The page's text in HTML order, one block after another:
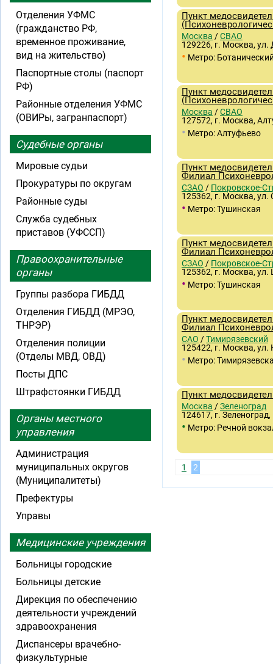
Пункт
Москва /СВАО
129226, г. Москва, ул.
• Метро:
Пункт
Москва /СВАО
127572, г. Москва,
• Метро: Алтуфьево
Пункт
Филиал
СЗАО / Покровское-
125362, г. Москва,
• Метро: Тушинская
Пункт
Филиал
СЗАО / Покровское-
125362, г. Москва, ул.
• Метро: Тушинская
Пункт
Филиал
САО /Тимирязевский
125422, г. Москва, ул.
• Метро:
Пункт
Москва /Зеленоград
124617, г.
• Метро: Речной
1 2
Отделения УФМС
(гражданство РФ,
временное проживание,
вид на жительство)
Паспортные столы (паспорт
РФ)
Районные отделения УФМС
(ОВИРы, загранпаспорт)
Судебные органы
Мировые судьи
Прокуратуры по округам
Районные суды
Служба судебных
приставов (УФССП)
Правоохранительные
органы
Группы разбора ГИБДД
Отделения ГИБДД (МРЭО,
ТНРЭР)
Отделения полиции
(Отделы МВД, ОВД)
Посты ДПС
Штрафстоянки ГИБДД
Органы местного
управления
Администрация
муниципальных округов
(Муниципалитеты)
Префектуры
Управы
Медицинские учреждения
Больницы городские
Больницы детские
Дирекция по обеспечению
деятельности учреждений
здравоохранения
Диспансеры врачебно-
физкультурные